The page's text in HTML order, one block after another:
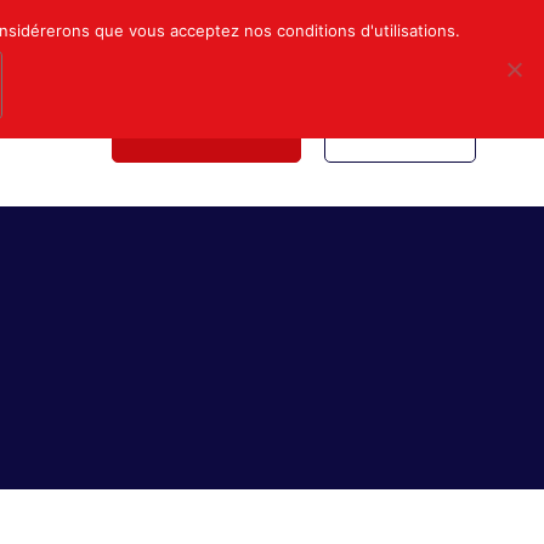
Mon compte Nous contacter
que vous acceptez nos conditions d'utilisations.